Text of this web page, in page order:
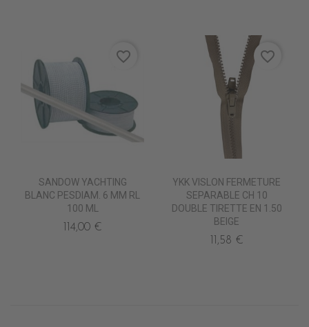
SANDOW YACHTING
BLANC PESDIAM. 6 MM RL
100 ML
114,00 €
favorite_border
YKK VISLON FERMETURE
SEPARABLE CH 10
DOUBLE TIRETTE EN 1.50
BEIGE
11,58 €
favorite_border